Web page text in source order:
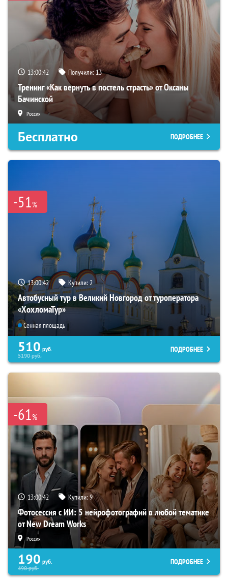
13:00:42 Получили:13
Тренинг «Как вернуть в постель страсть» от Оксаны
Бачинской
Россия
Бесплатно ПОДРОБНЕЕ
-51%
13:00:42 Купили:2
Автобусный тур в Великий Новгород от туроператора
«ХохломаТур»
Сенная площадь
510 руб.
5190руб.
ПОДРОБНЕЕ
-61%
13:00:42 Купили:9
Фотосессия с ИИ: 5 нейрофотографий в любой тематике
от New Dream Works
Россия
190 руб.
490руб.
ПОДРОБНЕЕ